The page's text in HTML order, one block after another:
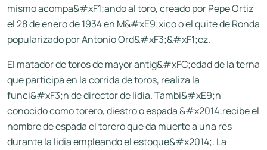
mismo acompa&#xF1;ando al toro, creado por Pepe Ortiz
el 28 de enero de 1934 en M&#xE9;xico o el quite de Ronda
popularizado por Antonio Ord&#xF3;&#xF1;ez.
El matador de toros de mayor antig&#xFC;edad de la terna
que participa en la corrida de toros, realiza la
funci&#xF3;n de director de lidia. Tambi&#xE9;n
conocido como torero, diestro o espada &#x2014;recibe el
nombre de espada el torero que da muerte a una res
durante la lidia empleando el estoque&#x2014;. La